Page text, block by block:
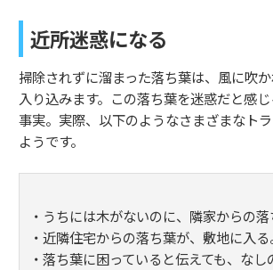
近所迷惑になる
掃除されずに溜まった落ち葉は、風に吹
入り込みます。この落ち葉を迷惑だと感じ
事実。実際、以下のようなさまざまなト
ようです。
・うちには木がないのに、隣家からの
・近隣住宅からの落ち葉が、敷地に入
・落ち葉に困っていると伝えても、な